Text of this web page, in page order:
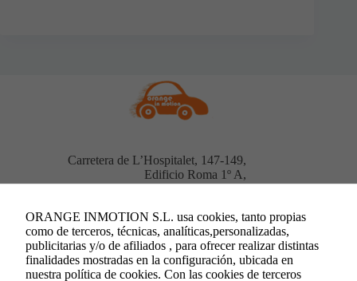
Carretera de L’Hospitalet, 147-149,
Edificio Roma 1º A,
Cornellà de Llobregat, Barcelona
info@orangeinmotion.com
EUROPEAN ASSOCIATION OF
ORANGE INMOTION S.L. usa cookies, tanto propias
como de terceros, técnicas, analíticas,personalizadas,
publicitarias y/o de afiliados , para ofrecer realizar distintas
finalidades mostradas en la configuración, ubicada en
nuestra política de cookies. Con las cookies de terceros